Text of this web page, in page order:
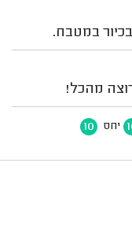
במטבח.
מהכל!
יחס 10